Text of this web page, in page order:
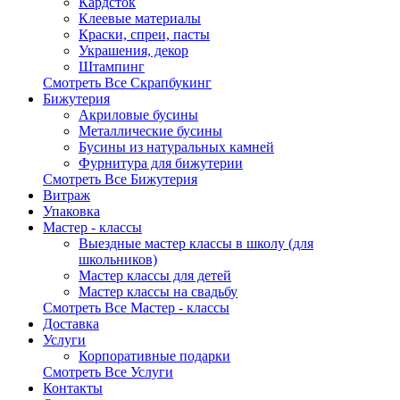
Клеевые материалы
Краски, спреи, пасты
Украшения, декор
Штампинг
Смотреть Все Скрапбукинг
Бижутерия
Акриловые бусины
Металлические бусины
Бусины из натуральных камней
Фурнитура для бижутерии
Смотреть Все Бижутерия
Витраж
Упаковка
Мастер - классы
Выездные мастер классы в школу (для
школьников)
Мастер классы для детей
Мастер классы на свадьбу
Смотреть Все Мастер - классы
Доставка
Услуги
Корпоративные подарки
Смотреть Все Услуги
Контакты